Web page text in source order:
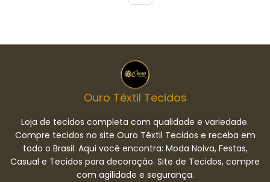
Ouro Têxtil Tecidos
Loja de tecidos completa com qualidade e variedade.
Compre tecidos no site Ouro Têxtil Tecidos e receba em
todo o Brasil. Aqui você encontra: Moda Noiva, Festas,
Casual e Tecidos para decoração. Site de Tecidos, compre
com agilidade e segurança.